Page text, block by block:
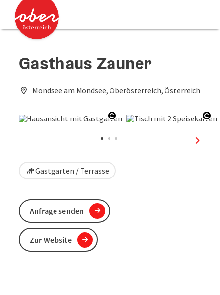
Zum Inhalt
Zum Seitenanfang
Gasthaus Zauner
Mondsee am Mondsee, Oberösterreich, Österreich
Copyright öffnen
Gastgarten / Terrasse
Anfrage senden
Zur Website